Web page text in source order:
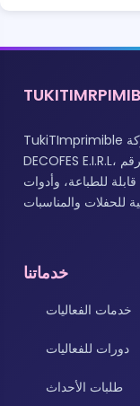
TukiTImprimible هي علامة تجارية رقمية مملوكة لشركة
DECOFES E.I.R.L، والمُعرّفة برقم RUC 20608890182. نحن
للطباعة، وأدوات
خدماتنا
خدمات الفعاليات
دورات للفعاليات
طلبات الأحداث